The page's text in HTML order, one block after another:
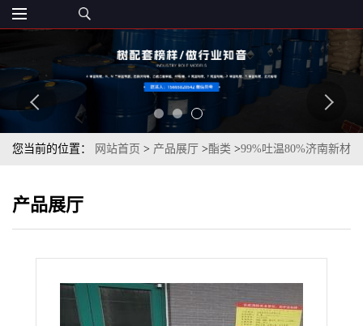
您当前的位置： 网站首页 > 产品展厅 >酯类 >99%吐温80%济南新材
产品展厅